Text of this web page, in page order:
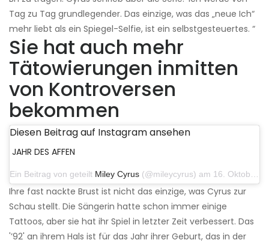
Tag zu Tag grundlegender. Das einzige, was das „neue Ich“
mehr liebt als ein Spiegel-Selfie, ist ein selbstgesteuertes. “
Sie hat auch mehr
Tätowierungen inmitten
von Kontroversen
bekommen
Diesen Beitrag auf Instagram ansehen
JAHR DES AFFEN
Ein Beitrag von geteilt Miley Cyrus (@mileycyrus) am 16. Oktober 2019 um 19:04 Uhr PDT
Ihre fast nackte Brust ist nicht das einzige, was Cyrus zur
Schau stellt. Die Sängerin hatte schon immer einige
Tattoos, aber sie hat ihr Spiel in letzter Zeit verbessert. Das
'’92' an ihrem Hals ist für das Jahr ihrer Geburt, das in der